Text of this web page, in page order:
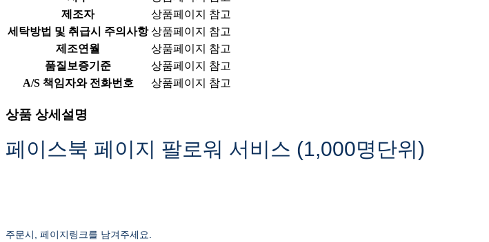
제조자
상품페이지 참고
세탁방법 및 취급시 주의사항 상품페이지 참고
제조연월
상품페이지 참고
품질보증기준
상품페이지 참고
A/S 책임자와 전화번호
상품페이지 참고
상품 상세설명
페이스북 페이지 팔로워 서비스 (1,000명단위)
주문시, 페이지링크를 남겨주세요.